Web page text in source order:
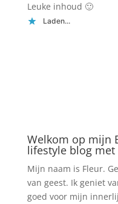
Leuke inhoud 🙂
Laden...
Welkom op mijn
lifestyle blog
Mijn naam is Fleur.
van geest. Ik geniet
goed voor mijn